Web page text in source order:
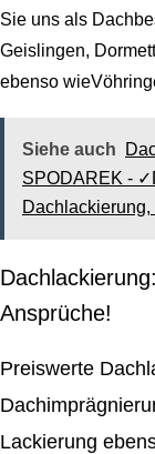
Sie uns als
Geislingen,
ebenso
Siehe auch
SPODAREK -
Ansprüche!
Preiswerte
Lackierung